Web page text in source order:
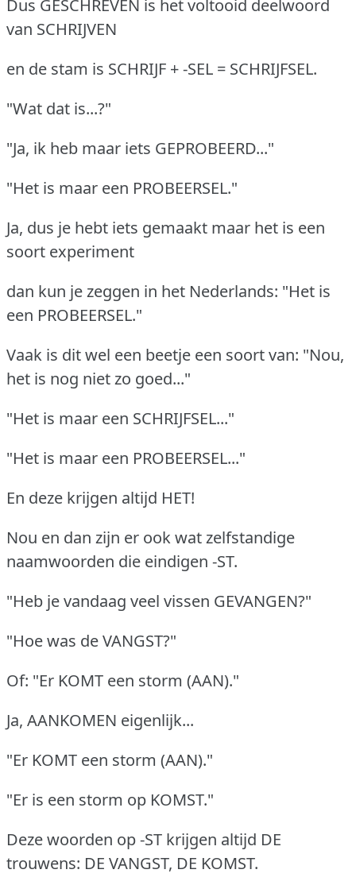
Dus GESCHREVEN is het voltooid deelwoord
van SCHRIJVEN
en de stam is SCHRIJF + -SEL = SCHRIJFSEL.
"Wat dat is...?"
"Ja, ik heb maar iets GEPROBEERD..."
"Het is maar een PROBEERSEL."
Ja, dus je hebt iets gemaakt maar het is een
soort experiment
dan kun je zeggen in het Nederlands: "Het is
een PROBEERSEL."
Vaak is dit wel een beetje een soort van: "Nou,
het is nog niet zo goed..."
"Het is maar een SCHRIJFSEL..."
"Het is maar een PROBEERSEL..."
En deze krijgen altijd HET!
Nou en dan zijn er ook wat zelfstandige
naamwoorden die eindigen -ST.
"Heb je vandaag veel vissen GEVANGEN?"
"Hoe was de VANGST?"
Of: "Er KOMT een storm (AAN)."
Ja, AANKOMEN eigenlijk...
"Er KOMT een storm (AAN)."
"Er is een storm op KOMST."
Deze woorden op -ST krijgen altijd DE
trouwens: DE VANGST, DE KOMST.